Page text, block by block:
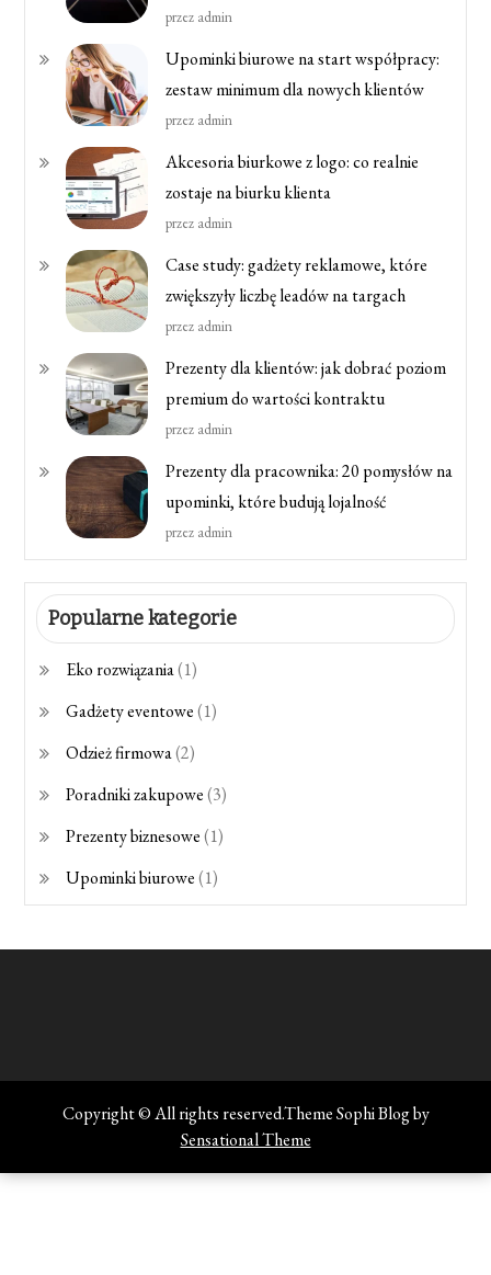
przez admin
Upominki biurowe na start współpracy:
zestaw minimum dla nowych klientów
przez admin
Akcesoria biurkowe z logo: co realnie
zostaje na biurku klienta
przez admin
Case study: gadżety reklamowe, które
zwiększyły liczbę leadów na targach
przez admin
Prezenty dla klientów: jak dobrać poziom
premium do wartości kontraktu
przez admin
Prezenty dla pracownika: 20 pomysłów na
upominki, które budują lojalność
przez admin
Popularne kategorie
Eko rozwiązania(1)
Gadżety eventowe(1)
Odzież firmowa(2)
Poradniki zakupowe(3)
Prezenty biznesowe(1)
Upominki biurowe(1)
Copyright © All rights reserved.Theme Sophi Blog by
Sensational Theme